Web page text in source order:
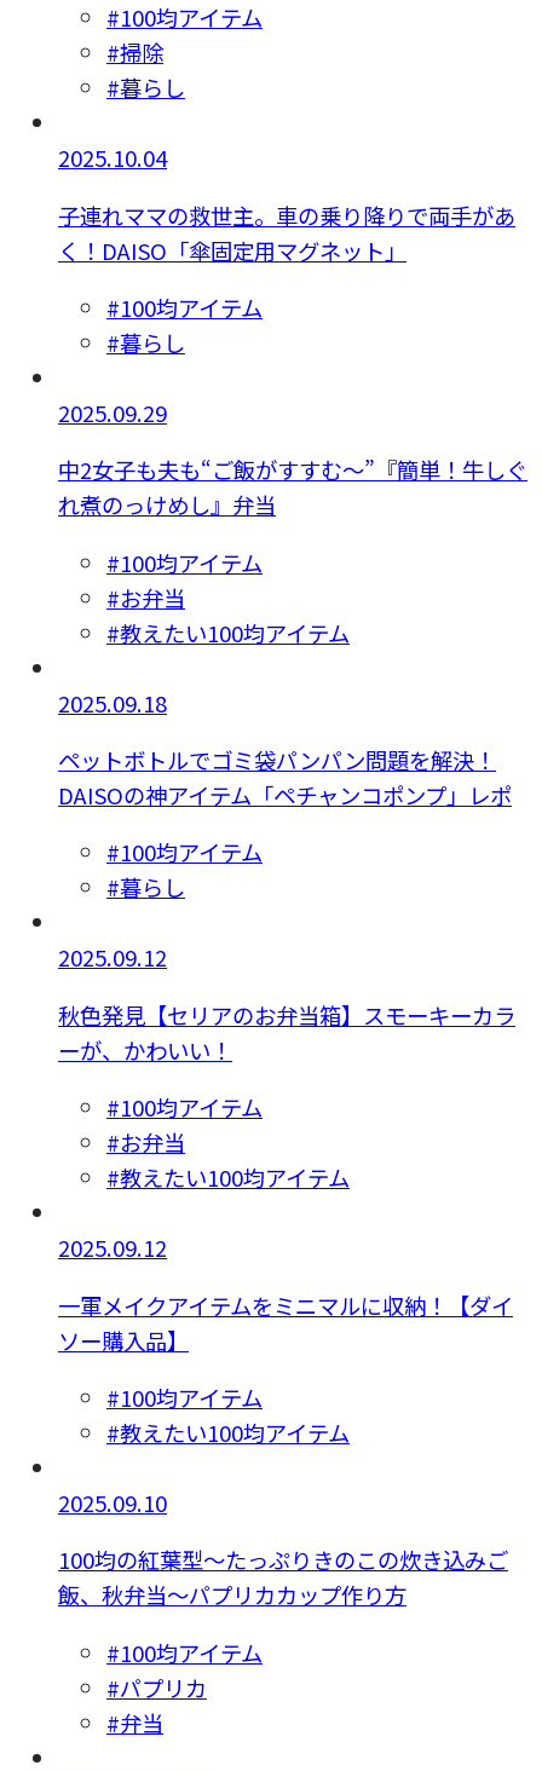
#100均アイテム
#掃除
#暮らし
2025.10.04
子連れママの救世主。車の乗り降りで両手があ
く！DAISO「傘固定用マグネット」
#100均アイテム
#暮らし
2025.09.29
中2女子も夫も“ご飯がすすむ〜”『簡単！牛しぐ
れ煮のっけめし』弁当
#100均アイテム
#お弁当
#教えたい100均アイテム
2025.09.18
ペットボトルでゴミ袋パンパン問題を解決！
DAISOの神アイテム「ペチャンコポンプ」レポ
#100均アイテム
#暮らし
2025.09.12
秋色発見【セリアのお弁当箱】スモーキーカラ
ーが、かわいい！
#100均アイテム
#お弁当
#教えたい100均アイテム
2025.09.12
一軍メイクアイテムをミニマルに収納！【ダイ
ソー購入品】
#100均アイテム
#教えたい100均アイテム
2025.09.10
100均の紅葉型〜たっぷりきのこの炊き込みご
飯、秋弁当〜パプリカカップ作り方
#100均アイテム
#パプリカ
#弁当